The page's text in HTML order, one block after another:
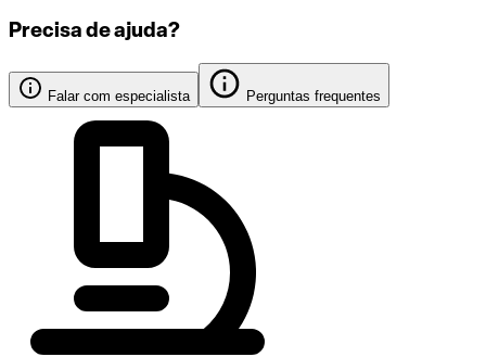
Precisa de ajuda?
Falar com especialista Perguntas frequentes